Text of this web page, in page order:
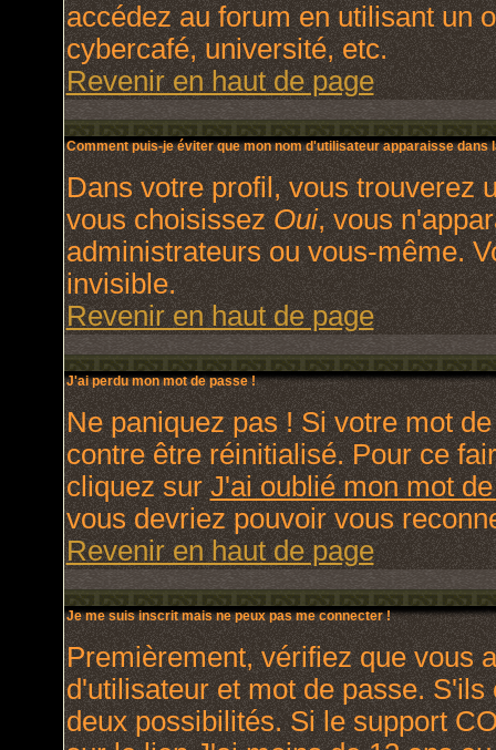
accédez au forum en utilisant un
cybercafé, université, etc.
Revenir en haut de page
Comment puis-je éviter que mon nom d'utilisateur apparaisse dans
Dans votre profil, vous trouverez
vous choisissezOui, vous
administrateurs ou vous-même.
invisible.
Revenir en haut de page
J'ai perdu mon mot de passe !
Ne paniquez pas ! Si votre mot
contre être réinitialisé. Pour ce
cliquez surJ'ai oublié mon mot
vous devriez pouvoir vous
Revenir en haut de page
Je me suis inscrit mais ne peux pas me connecter !
Premièrement, vérifiez que vous
d'utilisateur et mot de passe.
deux possibilités. Si le support